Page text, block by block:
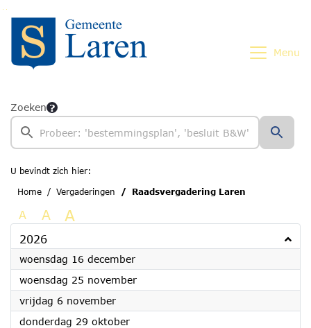
Ga naar de inhoud van deze pagina
Ga naar het zoeken
Ga naar het menu
Menu
Zoeken
U bevindt zich hier:
Home
Vergaderingen Raadsvergadering Laren
A A A
2026
woensdag 16 december2026
woensdag 25 november2026
vrijdag 6 november2026
donderdag 29 oktober2026